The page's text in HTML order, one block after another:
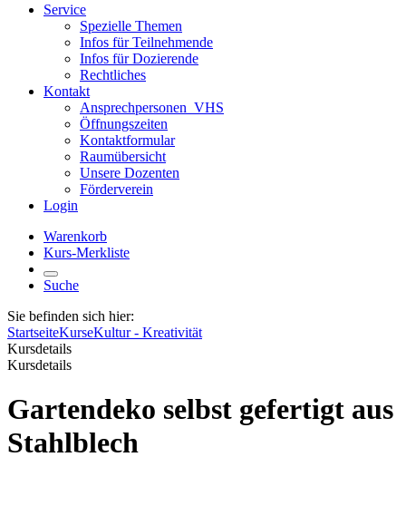
Service
Spezielle Themen
Infos für Teilnehmende
Infos für Dozierende
Rechtliches
Kontakt
Ansprechpersonen_VHS
Öffnungszeiten
Kontaktformular
Raumübersicht
Unsere Dozenten
Förderverein
Login
Warenkorb
Kurs-Merkliste
Suche
Sie befinden sich hier:
StartseiteKurseKultur - Kreativität
Kursdetails
Kursdetails
Gartendeko selbst gefertigt aus
Stahlblech